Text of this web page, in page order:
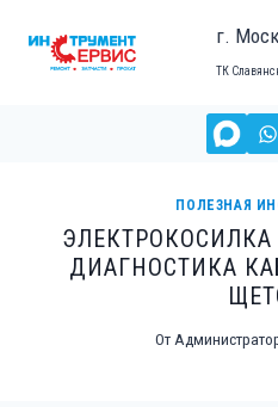
г.
ТК
ПОЛЕЗНАЯ
ДИАГНОСТИКА
От